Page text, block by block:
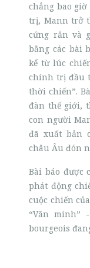
chẳng bao
trị, Mann trở
cứng rắn và
bằng các bài
kể từ lúc
chính trị đầu
thời chiến”.
đàn thế giới,
con người
đã xuất bản
châu Âu đón
Bài báo được
phát động
cuộc chiến
“Văn minh”
bourgeois